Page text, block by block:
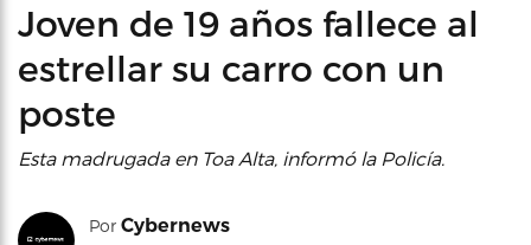
Joven de 19 años fallece al
estrellar su carro con un
poste
Esta madrugada en Toa Alta, informó la Policía.
Por Cybernews